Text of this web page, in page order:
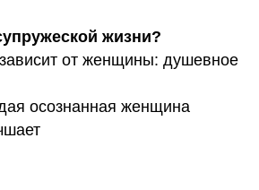
жизни?
от женщины: душевное
осознанная женщина